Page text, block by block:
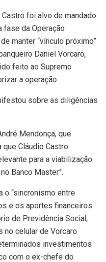
foi alvo de mandado
fase da Operação
manter “vínculo próximo”
Daniel Vorcaro,
feito ao Supremo
a operação.
sobre as diligências
Mendonça, que
Cláudio Castro
para a viabilização
Banco Master”.
o “sincronismo entre
e os aportes financeiros
de Previdência Social,
no celular de Vorcaro
investimentos
com o ex-chefe do